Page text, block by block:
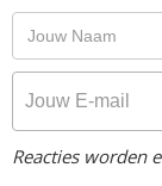
Reacties worden